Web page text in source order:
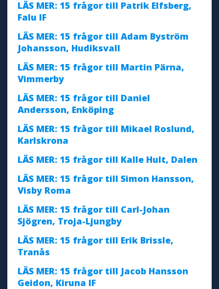
LÄS MER: 15 frågor till Patrik Elfsberg,
Falu IF
LÄS MER: 15 frågor till Adam Byström
Johansson, Hudiksvall
LÄS MER: 15 frågor till Martin Pärna,
Vimmerby
LÄS MER: 15 frågor till Daniel
Andersson, Enköping
LÄS MER: 15 frågor till Mikael Roslund,
Karlskrona
LÄS MER: 15 frågor till Kalle Hult, Dalen
LÄS MER: 15 frågor till Simon Hansson,
Visby Roma
LÄS MER: 15 frågor till Carl-Johan
Sjögren, Troja-Ljungby
LÄS MER: 15 frågor till Erik Brissle,
Tranås
LÄS MER: 15 frågor till Jacob Hansson
Geidon, Kiruna IF